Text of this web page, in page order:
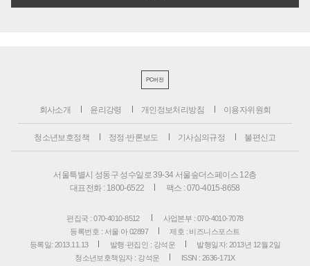
PC버전
회사소개 윤리강령 개인정보처리방침 이용자위원회
청소년보호정책 정정·반론보도 기사심의규정 불편신고
서울특별시 성동구 성수일로 39-34 서울숲더스페이스 12층
대표전화 : 1800-6522
팩스 : 070-4015-8658
편집국 : 070-4010-8512
사업본부 : 070-4010-7078
등록번호 : 서울 아 02897
제호 : 비즈니스포스트
등록일: 2013.11.13
발행·편집인 : 강석운
발행일자: 2013년 12월 2일
청소년보호책임자 : 강석운
ISSN : 2636-171X